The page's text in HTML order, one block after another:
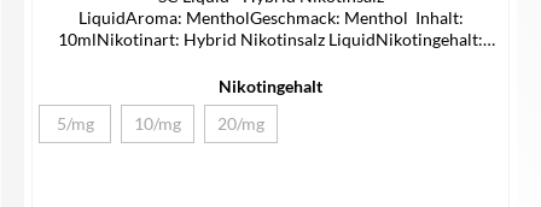
LiquidAroma: MentholGeschmack: Menthol Inhalt:
10mlNikotinart: Hybrid Nikotinsalz LiquidNikotingehalt:
Bedienungsanleitung
Nikotingehalt
5/mg
(Diese Option ist zurzeit nicht verfügbar.)
10/mg(Diese Option ist zurzeit nicht verfügbar.)
20/mg(Diese Option ist zurzeit nicht verfügbar.)